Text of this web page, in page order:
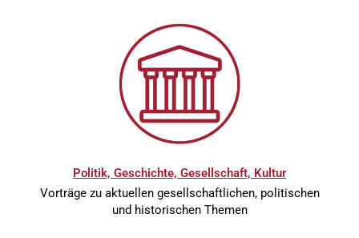
Politik, Geschichte, Gesellschaft, Kultur
Vorträge zu aktuellen gesellschaftlichen, politischen
und historischen Themen